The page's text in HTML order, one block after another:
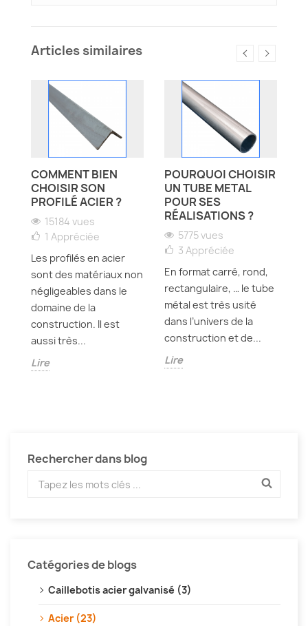
Articles similaires
COMMENT BIEN
CHOISIR SON
PROFILÉ ACIER ?
15184 vues
1 Appréciée
Les profilés en acier
sont des matériaux non
négligeables dans le
domaine de la
construction. Il est
aussi très...
Lire
POURQUOI CHOISIR
UN TUBE METAL
POUR SES
RÉALISATIONS ?
5775 vues
3 Appréciée
En format carré, rond,
rectangulaire, … le tube
métal est très usité
dans l’univers de la
construction et de...
Lire
Rechercher dans blog
Catégories de blogs
Caillebotis acier galvanisé (3)
Acier (23)